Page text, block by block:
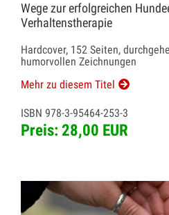
Wege zur erfolgreichen
Verhaltenstherapie
Hardcover, 152 Seiten,
humorvollen Zeichnungen
Mehr zu diesem Titel
ISBN 978-3-95464-253-3
Preis: 28,00 EUR